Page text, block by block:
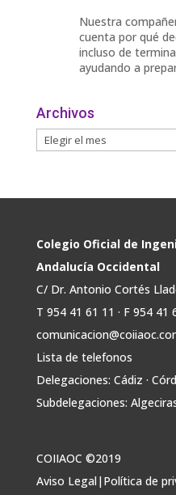
Nuestra
cuenta por qué
incluso de
ayudando a
🤝 Contacto con
💼
r
🏎️ Fórmula
@univcadiz,
más ligero,
normativa de
En la
miércoles,
Bea, Presidenta
r
📢ℹ️ El Gobierno
de la economía
Archivos
Colegio Oficial de
Andalucía Occidental
C/ Dr. Antonio Cortés
T 954 41 61 11 · F 954 41
Lista de telefonos
Delegaciones: Cádiz ·
Subdelegaciones:
COIIAOC ©2019
Aviso Legal | Política de